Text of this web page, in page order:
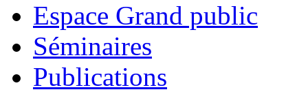
Espace Grand public
Séminaires
Publications